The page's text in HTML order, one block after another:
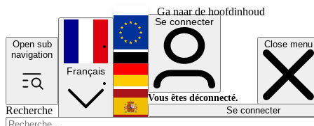
Ga naar de hoofdinhoud
Open sub
navigation
Close menu
Recherche
Français
English
Deutsch
Español
Se connecter
Vous êtes déconnecté.
Se connecter